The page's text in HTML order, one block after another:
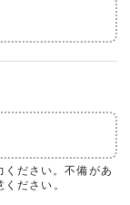
ください。不備があ
ださい。